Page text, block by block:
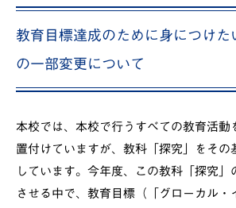
教育目標達成のために身につけた
の一部変更について
本校では、本校で行うすべての教育活動
置付けていますが、教科「探究」をその
しています。今年度、この教科「探究」
させる中で、教育目標（「グローカル・